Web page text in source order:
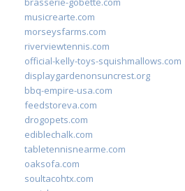
musicrearte.com
morseysfarms.com
riverviewtennis.com
official-kelly-toys-squishmallows.com
displaygardenonsuncrest.org
bbq-empire-usa.com
feedstoreva.com
drogopets.com
ediblechalk.com
tabletennisnearme.com
oaksofa.com
soultacohtx.com